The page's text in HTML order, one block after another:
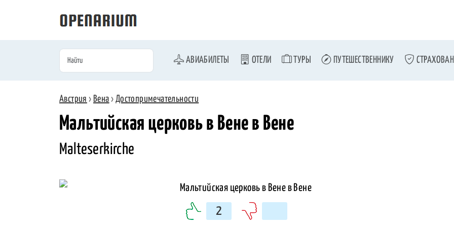
АВИАБИЛЕТЫ ОТЕЛИ ТУРЫ ПУТЕШЕСТВЕННИКУ
Австрия › Вена › Достопримечательности
Мальтийская церковь в Вене в Вене
Malteserkirche
2